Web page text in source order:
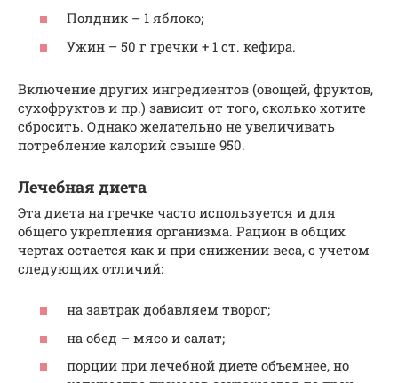
Полдник – 1 яблоко;
Ужин – 50 г гречки + 1 ст. кефира.
Включение других ингредиентов (овощей, фруктов,
сухофруктов и пр.) зависит от того, сколько хотите
сбросить. Однако желательно не увеличивать
потребление калорий свыше 950.
Лечебная диета
Эта диета на гречке часто используется и для
общего укрепления организма. Рацион в общих
чертах остается как и при снижении веса, с учетом
следующих отличий:
на завтрак добавляем творог;
на обед – мясо и салат;
порции при лечебной диете объемнее, но